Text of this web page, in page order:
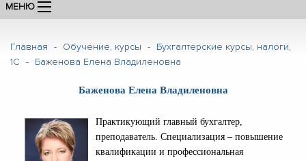
МЕНЮ
Главная - Обучение, курсы - Бухгалтерские курсы, налоги,
1С - Баженова Елена Владиленовна
Баженова Елена Владиленовна
Практикующий главный бухгалтер,
преподаватель. Специализация – повышение
квалификации и профессиональная